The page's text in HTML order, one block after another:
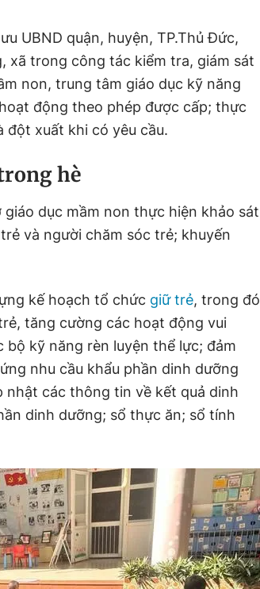
UBND quận, huyện, TP.Thủ Đức,
xã trong công tác kiểm tra, giám sát
non, trung tâm giáo dục kỹ năng
động theo phép được cấp; thực
đột xuất khi có yêu cầu.
hè
dục mầm non thực hiện khảo sát
và người chăm sóc trẻ; khuyến
kế hoạch tổ chức giữ trẻ, trong đó
tăng cường các hoạt động vui
kỹ năng rèn luyện thể lực; đảm
nhu cầu khẩu phần dinh dưỡng
các thông tin về kết quả dinh
dinh dưỡng; sổ thực ăn; sổ tính